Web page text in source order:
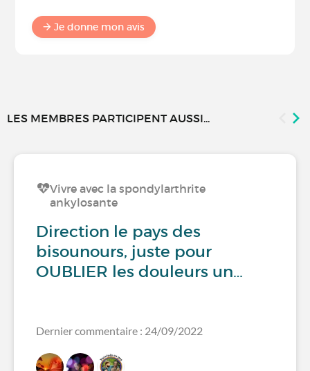
Je donne mon avis
LES MEMBRES PARTICIPENT AUSSI...
Vivre avec la spondylarthrite
ankylosante
Direction le pays des
bisounours, juste pour
OUBLIER les douleurs un…
Dernier commentaire : 24/09/2022